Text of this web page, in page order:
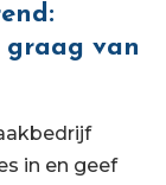
graag van
in en geef